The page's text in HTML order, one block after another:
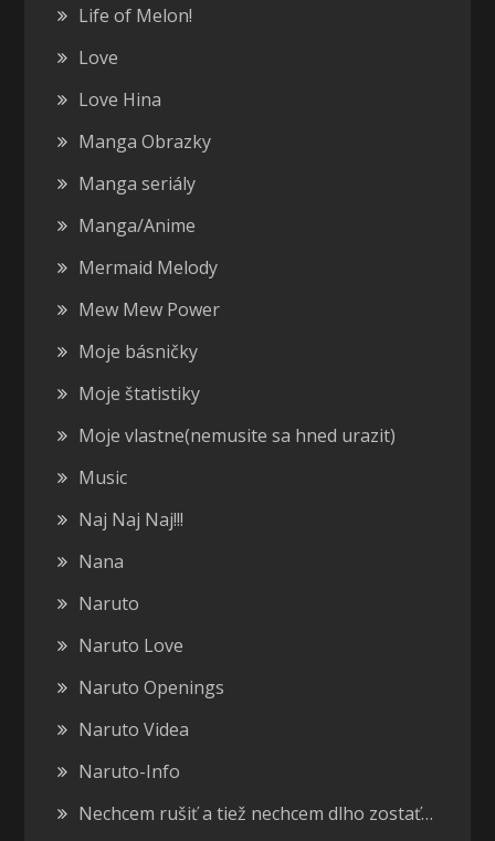
Life of Melon!
Love
Love Hina
Manga Obrazky
Manga seriály
Manga/Anime
Mermaid Melody
Mew Mew Power
Moje básničky
Moje štatistiky
Moje vlastne(nemusite sa hned urazit)
Music
Naj Naj Naj!!!
Nana
Naruto
Naruto Love
Naruto Openings
Naruto Videa
Naruto-Info
Nechcem rušiť a tiež nechcem dlho zostať…